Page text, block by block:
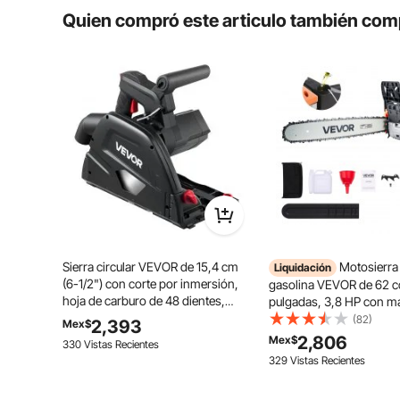
Logre cortes biselados precisos de 0° a 45°
ángulo ideal para sus necesidades de corte.
mientras que el sistema de bloqueo agrega
resultados
Quien compró este articulo también
Sierra circular VEVOR de 15,4 cm
(6-1/2") con corte por inmersión,
hoja de carburo de 48 dientes,
ajuste de ángulo de 0 a 45°,
profundidad de corte de 5,5 cm
(2,16"), para madera y plástico (riel
Mex$2,393
330 Vistas Recientes
Liquidación
Motosierra
gasolina VEVOR de 62
pulgadas, 3,8 HP con
antideslizante, con
de combustible, ideal
madera, podar árboles y
terrenos.
(82)
Mex$2,806
329 Vistas Recientes